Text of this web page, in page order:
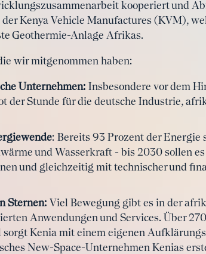
kooperiert und
Kenya Vehicle Manufactures (KVM),
Geothermie-Anlage Afrikas.
wir mitgenommen haben:
Unternehmen: Insbesondere vor dem
der Stunde für die deutsche Industrie,
: Bereits 93 Prozent der Energie
und Wasserkraft - bis 2030 sollen
und gleichzeitig mit technischer und
Sternen: Viel Bewegung gibt es in der
Anwendungen und Services. Über
Kenia mit einem eigenen
New-Space-Unternehmen Kenias